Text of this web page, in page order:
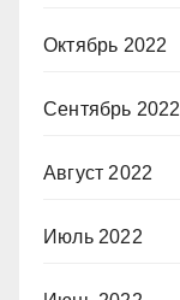
Октябрь 2022
Сентябрь 2022
Август 2022
Июль 2022